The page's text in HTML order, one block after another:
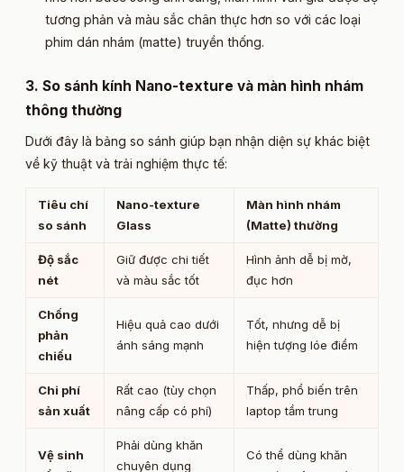
tương phản và màu sắc chân thực hơn so với các loại
phim dán nhám (matte) truyền thống.
3. So sánh kính Nano-texture và màn hình nhám
thông thường​
Dưới đây là bảng so sánh giúp bạn nhận diện sự khác biệt
về kỹ thuật và trải nghiệm thực tế:
Tiêu chí
so sánh
Nano-texture
Glass
Màn hình nhám
(Matte) thường
Độ sắc
nét
Giữ được chi tiết
và màu sắc tốt
Hình ảnh dễ bị mờ,
đục hơn
Chống
phản
chiếu
Hiệu quả cao dưới
ánh sáng mạnh
Tốt, nhưng dễ bị
hiện tượng lóe điểm
Chi phí
sản xuất
Rất cao (tùy chọn
nâng cấp có phí)
Thấp, phổ biến trên
laptop tầm trung
Vệ sinh
Phải dùng khăn
chuyên dụng
Có thể dùng khăn